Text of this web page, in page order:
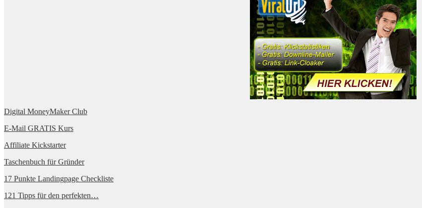
Digital MoneyMaker Club
E-Mail GRATIS Kurs
Affiliate Kickstarter
Taschenbuch für Gründer
17 Punkte Landingpage Checkliste
121 Tipps für den perfekten…